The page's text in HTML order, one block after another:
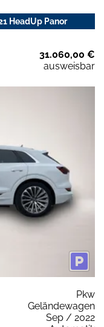
HeadUp Panor
31.060,00 €
ausweisbar
Pkw
Geländewagen
Sep / 2022